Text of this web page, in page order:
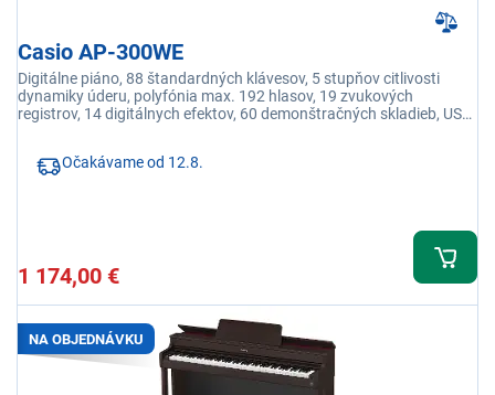
Casio AP-300WE
Digitálne piáno, 88 štandardných klávesov, 5 stupňov citlivosti
dynamiky úderu, polyfónia max. 192 hlasov, 19 zvukových
registrov, 14 digitálnych efektov, 60 demonštračných skladieb, USB
Očakávame od 12.8.
1 174,00 €
NA OBJEDNÁVKU